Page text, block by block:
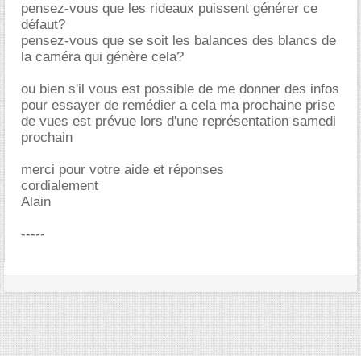
pensez-vous que les rideaux puissent générer ce
défaut?
pensez-vous que se soit les balances des blancs de
la caméra qui génère cela?
ou bien s'il vous est possible de me donner des infos
pour essayer de remédier a cela ma prochaine prise
de vues est prévue lors d'une représentation samedi
prochain
merci pour votre aide et réponses
cordialement
Alain
-----